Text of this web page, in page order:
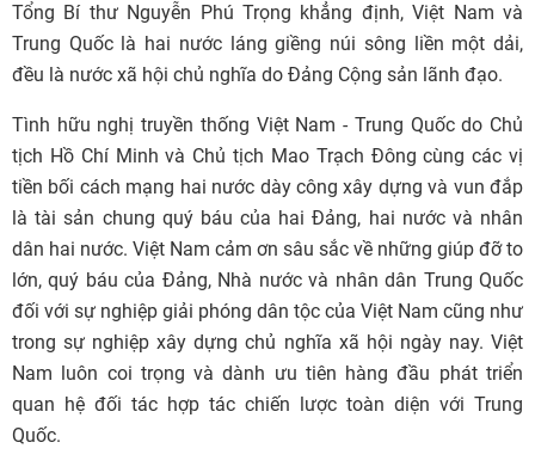
Tổng Bí thư Nguyễn Phú Trọng khẳng định, Việt Nam và
Trung Quốc là hai nước láng giềng núi sông liền một dải,
đều là nước xã hội chủ nghĩa do Đảng Cộng sản lãnh đạo.
Tình hữu nghị truyền thống Việt Nam - Trung Quốc do Chủ
tịch Hồ Chí Minh và Chủ tịch Mao Trạch Đông cùng các vị
tiền bối cách mạng hai nước dày công xây dựng và vun đắp
là tài sản chung quý báu của hai Đảng, hai nước và nhân
dân hai nước. Việt Nam cảm ơn sâu sắc về những giúp đỡ to
lớn, quý báu của Đảng, Nhà nước và nhân dân Trung Quốc
đối với sự nghiệp giải phóng dân tộc của Việt Nam cũng như
trong sự nghiệp xây dựng chủ nghĩa xã hội ngày nay. Việt
Nam luôn coi trọng và dành ưu tiên hàng đầu phát triển
quan hệ đối tác hợp tác chiến lược toàn diện với Trung
Quốc.